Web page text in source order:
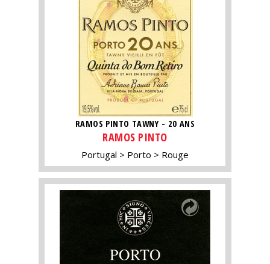
RAMOS PINTO TAWNY - 20 ANS
RAMOS PINTO
Portugal Porto Rouge